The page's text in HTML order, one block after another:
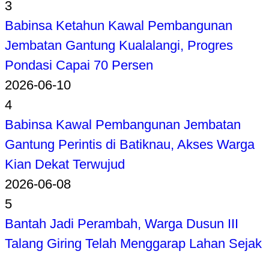
3
Babinsa Ketahun Kawal Pembangunan
Jembatan Gantung Kualalangi, Progres
Pondasi Capai 70 Persen
2026-06-10
4
Babinsa Kawal Pembangunan Jembatan
Gantung Perintis di Batiknau, Akses Warga
Kian Dekat Terwujud
2026-06-08
5
Bantah Jadi Perambah, Warga Dusun III
Talang Giring Telah Menggarap Lahan Sejak